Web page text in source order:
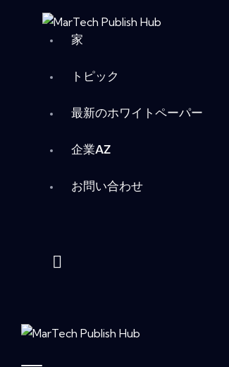
家
トピック
最新のホワイトペーパー
企業AZ
お問い合わせ